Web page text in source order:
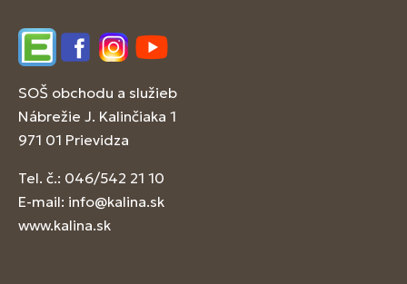
EdupageFacebookInstagram
YouTube
SOŠ obchodu a služieb
Nábrežie J. Kalinčiaka 1
971 01 Prievidza
Tel. č.: 046/542 21 10
E-mail: info@kalina.sk
www.kalina.sk